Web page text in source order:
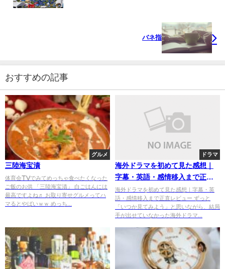
バネ指
おすすめの記事
グルメ
三陸海宝漬
体育会TVでみてめっちゃ食べたくなった
ご飯のお供 「三陸海宝漬」 白ごはんには
最高ですよね♬ お取り寄せグルメってハ
マるとやばいｗｗ めっち...
ドラマ
海外ドラマを初めて見た感想｜
字幕・英語・感情移入まで正直
レビュー
海外ドラマを初めて見た感想｜字幕・英
語・感情移入まで正直レビュー ずっと
「いつか見てみよう」と思いながら、結局
手が出せていなかった海外ドラマ...